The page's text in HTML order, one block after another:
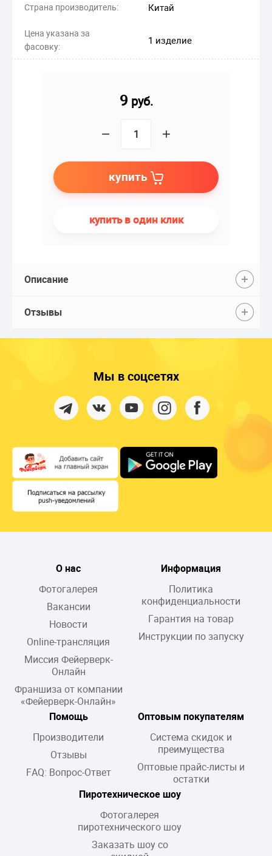
Страна производитель: Китай
Цена указана за
фасовку:
1 изделие
9 руб.
− +
купить
купить в один клик
Описание
Отзывы
Мы в соцсетях
О нас
Фотогалерея
Вакансии
Новости
Online-трансляция
Миссия Фейерверк-
Онлайн
Франшиза от компании
«Фейерверк-Онлайн»
Информация
Политика
конфиденциальности
Гарантия на товар
Инструкции по запуску
Помощь
Производители
Отзывы
FAQ: Вопрос-Ответ
Оптовым покупателям
Система скидок и
преимущества
Оптовые прайс-листы и
остатки
Пиротехническое шоу
Фотогалерея
пиротехнического шоу
Заказать шоу со